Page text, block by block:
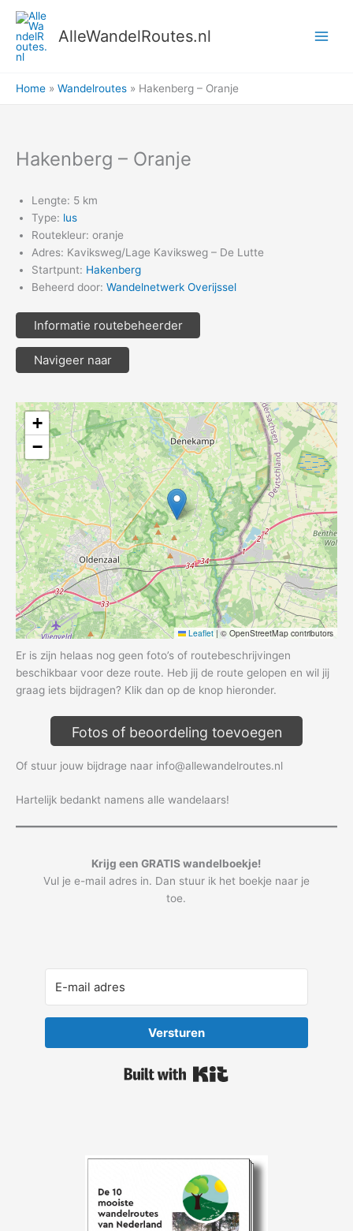
naar
inhoud
AlleWandelRoutes.nl
Home Wandelroutes Hakenberg – Oranje
Hakenberg – Oranje
Lengte: 5 km
Type: lus
Routekleur: oranje
Adres: Kaviksweg/Lage Kaviksweg – De Lutte
Startpunt: Hakenberg
Beheerd door: Wandelnetwerk Overijssel
Informatie routebeheerder
Navigeer naar
+
−
Leaflet | © OpenStreetMap contributors
Er is zijn helaas nog geen foto’s of routebeschrijvingen
beschikbaar voor deze route. Heb jij de route gelopen en wil jij
graag iets bijdragen? Klik dan op de knop hieronder.
Fotos of beoordeling toevoegen
Of stuur jouw bijdrage naar info@allewandelroutes.nl
Hartelijk bedankt namens alle wandelaars!
Krijg een GRATIS wandelboekje!
Vul je e-mail adres in. Dan stuur ik het boekje naar je
toe.
Versturen